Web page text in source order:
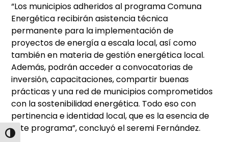
Alternar alto contraste
“Los municipios adheridos al programa Comuna
Energética recibirán asistencia técnica
permanente para la implementación de
proyectos de energía a escala local, así como
también en materia de gestión energética local.
Además, podrán acceder a convocatorias de
inversión, capacitaciones, compartir buenas
prácticas y una red de municipios comprometidos
con la sostenibilidad energética. Todo eso con
pertinencia e identidad local, que es la esencia de
este programa”, concluyó el seremi Fernández.